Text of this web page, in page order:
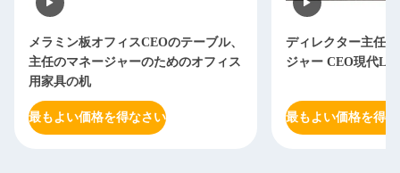
メラミン板オフィスCEOのテーブル、
主任のマネージャーのためのオフィス
用家具の机
最もよい価格を得なさい
ディレクター主任
ジャー CEO現代L
最もよい価格を得